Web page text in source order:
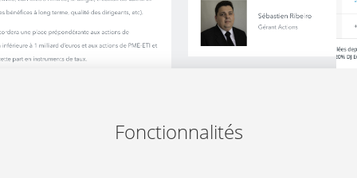
Fonctionnalités